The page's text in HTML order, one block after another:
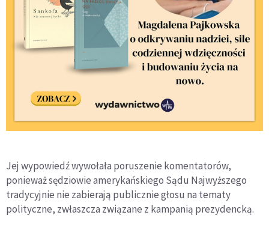
Jej wypowiedź wywołała poruszenie komentatorów,
ponieważ sędziowie amerykańskiego Sądu Najwyższego
tradycyjnie nie zabierają publicznie głosu na tematy
polityczne, zwłaszcza związane z kampanią prezydencką.